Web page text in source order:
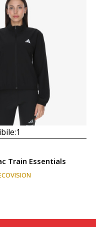
1
Train Essentials